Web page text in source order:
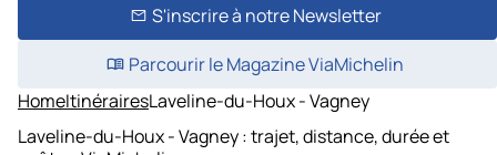
S'inscrire à notre Newsletter
Parcourir le Magazine ViaMichelin
HomeItinérairesLaveline-du-Houx - Vagney
Laveline-du-Houx - Vagney : trajet, distance, durée et